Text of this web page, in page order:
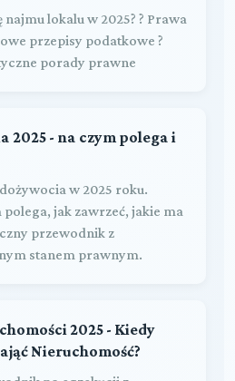
najmu lokalu w 2025? ? Prawa
przepisy podatkowe ?
porady prawne
2025 - na czym polega i
w 2025 roku.
polega, jak zawrzeć, jakie ma
przewodnik z
stanem prawnym.
2025 - Kiedy
Nieruchomość?